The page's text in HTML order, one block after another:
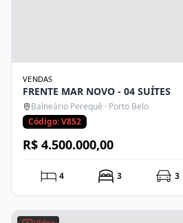
VENDAS
FRENTE MAR NOVO - 04 SUÍTES
Balneário Perequê · Porto Belo
Código: V852
R$ 4.500.000,00
4 3 3